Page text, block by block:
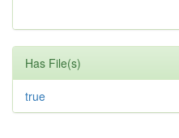
Has File(s)
true